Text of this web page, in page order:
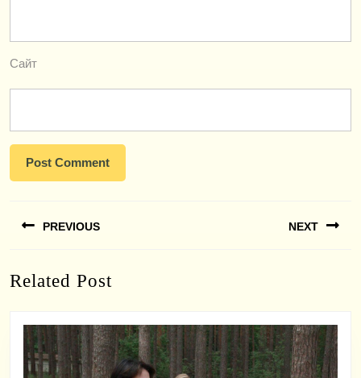
Сайт
по
PREVIOUS
post:
NEXT
Related Post